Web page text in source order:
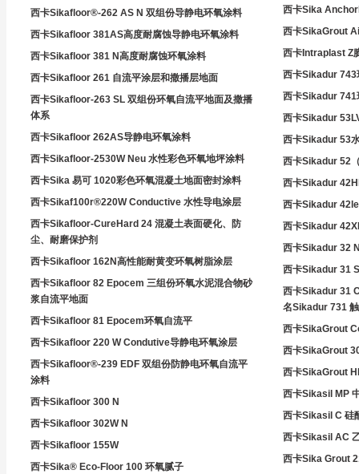
西卡Sikafloor®-262 AS N 双组份导静电环氧涂料
西卡Sikafloor 381AS高度耐腐蚀导静电环氧涂料
西卡Sikafloor 381 N高度耐腐蚀环氧涂料
西卡Sikafloor 261 自流平涂层和撒播层地面
西卡Sikafloor-263 SL 双组份环氧自流平地面及撒播
体系
西卡Sikafloor 262AS导静电环氧涂料
西卡Sikafloor-2530W Neu 水性彩色环氧地坪涂料
西卡Sika 易可 1020彩色环氧混凝土地面密封涂料
西卡Sikaf100r®220W Conductive 水性导电涂层
西卡Sikafloor-CureHard 24 混凝土表面硬化、防
尘、耐磨保护剂
西卡Sikafloor 162N高性能耐黄变环氧树脂涂层
西卡Sikafloor 82 Epocem 三组份环氧水泥混合物砂
浆自流平地面
西卡Sikafloor 81 Epocem环氧自流平
西卡Sikafloor 220 W Condutive导静电环氧涂层
西卡Sikafloor®-239 EDF 双组份防静电环氧自流平
涂料
西卡Sikafloor 300 N
西卡Sikafloor 302W N
西卡Sikafloor 155W
西卡Sika® Eco-Floor 100 环氧腻子
西卡Sika
西卡SikaGrout
西卡Intraplast Z
西卡Sikadur 743
西卡Sikadur 741
西卡Sikadur
西卡Sikadur 53
西卡Sikadur 52
西卡Sikadur
西卡Sikadur
西卡Sikadur
西卡Sikadur 32
西卡Sikadur 31
西卡Sikadur 31
名Sikadur 731
西卡SikaGrout
西卡SikaGrout
西卡SikaGrout
西卡Sikasil MP
西卡Sikasil C 硅
西卡Sikasil AC
西卡Sika Grout